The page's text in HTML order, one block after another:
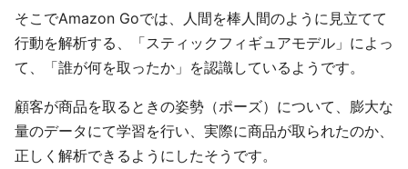
そこでAmazon Goでは、人間を棒人間のように見立てて
行動を解析する、「スティックフィギュアモデル」によっ
て、「誰が何を取ったか」を認識しているようです。
顧客が商品を取るときの姿勢（ポーズ）について、膨大な
量のデータにて学習を行い、実際に商品が取られたのか、
正しく解析できるようにしたそうです。